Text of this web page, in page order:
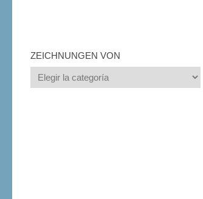
ZEICHNUNGEN VON
Zeichnungen
von